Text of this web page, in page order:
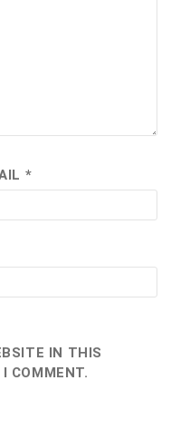
*
IN THIS
COMMENT.